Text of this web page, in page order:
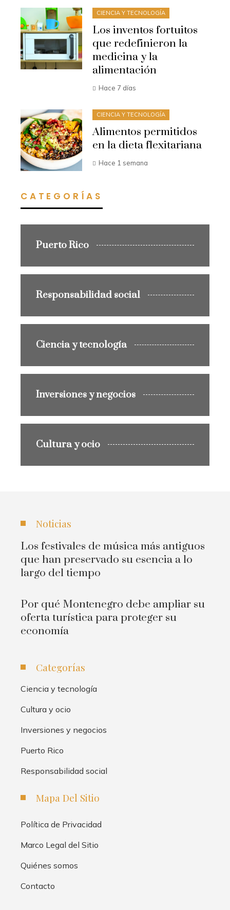
CIENCIA Y TECNOLOGÍA
Los inventos fortuitos
que redefinieron la
medicina y la
alimentación
Hace 7 días
CIENCIA Y TECNOLOGÍA
Alimentos permitidos
en la dieta flexitariana
Hace 1 semana
CATEGORÍAS
Puerto Rico
Responsabilidad social
Ciencia y tecnología
Inversiones y negocios
Cultura y ocio
Noticias
Los festivales de música más antiguos
que han preservado su esencia a lo
largo del tiempo
Por qué Montenegro debe ampliar su
oferta turística para proteger su
economía
Categorías
Ciencia y tecnología
Cultura y ocio
Inversiones y negocios
Puerto Rico
Responsabilidad social
Mapa Del Sitio
Política de Privacidad
Marco Legal del Sitio
Quiénes somos
Contacto